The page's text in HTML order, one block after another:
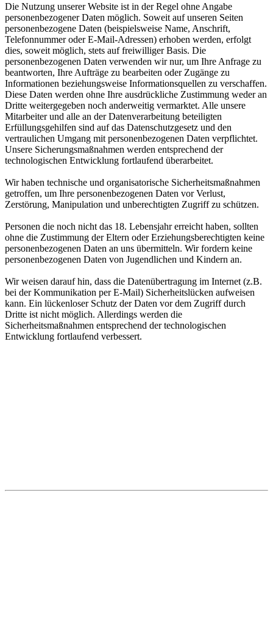
Die Nutzung unserer Website ist in der Regel ohne Angabe
personenbezogener Daten möglich. Soweit auf unseren Seiten
personenbezogene Daten (beispielsweise Name, Anschrift,
Telefonnummer oder E-Mail-Adressen) erhoben werden, erfolgt
dies, soweit möglich, stets auf freiwilliger Basis. Die
personenbezogenen Daten verwenden wir nur, um Ihre Anfrage zu
beantworten, Ihre Aufträge zu bearbeiten oder Zugänge zu
Informationen beziehungsweise Informationsquellen zu verschaffen.
Diese Daten werden ohne Ihre ausdrückliche Zustimmung weder an
Dritte weitergegeben noch anderweitig vermarktet. Alle unsere
Mitarbeiter und alle an der Datenverarbeitung beteiligten
Erfüllungsgehilfen sind auf das Datenschutzgesetz und den
vertraulichen Umgang mit personenbezogenen Daten verpflichtet.
Unsere Sicherungsmaßnahmen werden entsprechend der
technologischen Entwicklung fortlaufend überarbeitet.
Wir haben technische und organisatorische Sicherheitsmaßnahmen
getroffen, um Ihre personenbezogenen Daten vor Verlust,
Zerstörung, Manipulation und unberechtigten Zugriff zu schützen.
Personen die noch nicht das 18. Lebensjahr erreicht haben, sollten
ohne die Zustimmung der Eltern oder Erziehungsberechtigten keine
personenbezogenen Daten an uns übermitteln. Wir fordern keine
personenbezogenen Daten von Jugendlichen und Kindern an.
Wir weisen darauf hin, dass die Datenübertragung im Internet (z.B.
bei der Kommunikation per E-Mail) Sicherheitslücken aufweisen
kann. Ein lückenloser Schutz der Daten vor dem Zugriff durch
Dritte ist nicht möglich. Allerdings werden die
Sicherheitsmaßnahmen entsprechend der technologischen
Entwicklung fortlaufend verbessert.